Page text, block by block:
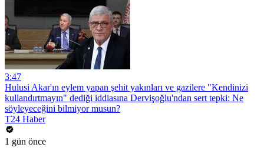
3:47
Hulusi Akar'ın eylem yapan şehit yakınları ve gazilere "Kendinizi
kullandırtmayın" dediği iddiasına Dervişoğlu'ndan sert tepki: Ne
söyleyeceğini bilmiyor musun?
T24 Haber
1 gün önce